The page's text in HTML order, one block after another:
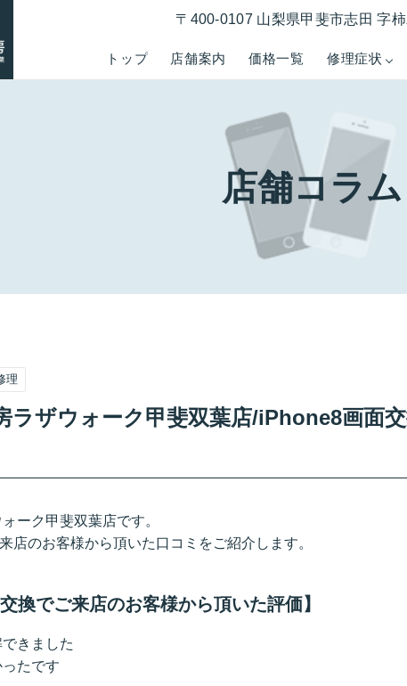
トップ 店舗案内 価格一覧 修理症状
〒400-0107 山梨県甲斐市志田 字
店舗コラム
理
ラザウォーク甲斐双葉店/iPhone8画面
ーク甲斐双葉店です。
店のお客様から頂いた口コミをご紹介します。
換でご来店のお客様から頂いた評価】
きました
たです